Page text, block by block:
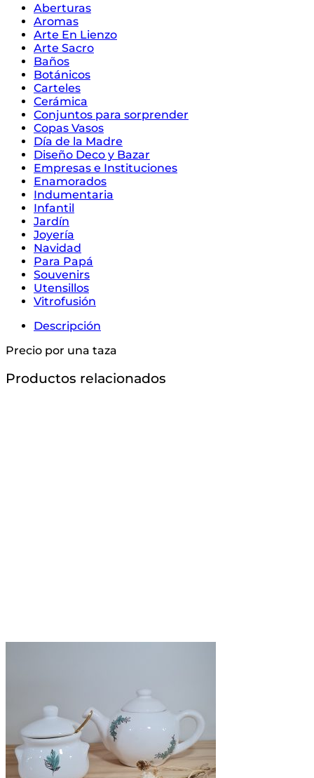
Aberturas
Aromas
Arte En Lienzo
Arte Sacro
Baños
Botánicos
Carteles
Cerámica
Conjuntos para sorprender
Copas Vasos
Día de la Madre
Diseño Deco y Bazar
Empresas e Instituciones
Enamorados
Indumentaria
Infantil
Jardín
Joyería
Navidad
Para Papá
Souvenirs
Utensillos
Vitrofusión
Descripción
Precio por una taza
Productos relacionados